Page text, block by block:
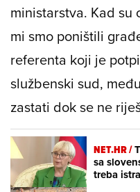
ministarstva. Kad
mi smo poništili
referenta koji je
službenski sud,
zastati dok se ne
NET.HR /
sa
treba